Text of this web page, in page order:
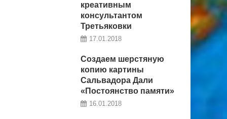
креативным
консультантом
Третьяковки
17.01.2018
Создаем шерстяную
копию картины
Сальвадора Дали
«Постоянство памяти»
16.01.2018